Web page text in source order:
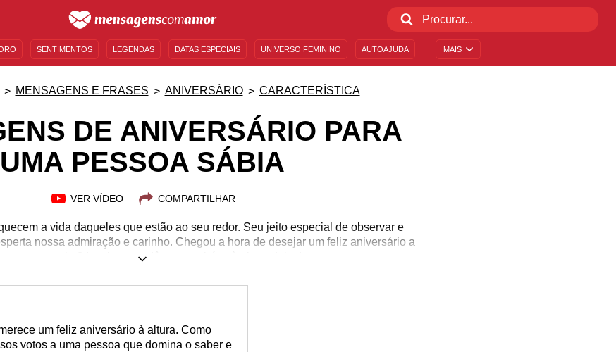
MAIS
SENTIMENTOS LEGENDAS DATAS ESPECIAIS UNIVERSO FEMININO AUTOAJUDA
MENSAGENS E FRASES ANIVERSÁRIO CARACTERÍSTICA
DE ANIVERSÁRIO PARA
UMA PESSOA SÁBIA
VER VÍDEO COMPARTILHAR
a vida daqueles que estão ao seu redor. Seu jeito especial de observar e
nossa admiração e carinho. Chegou a hora de desejar um feliz aniversário a
pessoa assim? Inspire-se e dê um parabéns à altura delas!
um feliz aniversário à altura. Como
votos a uma pessoa que domina o saber e